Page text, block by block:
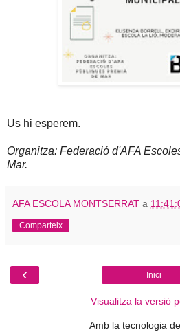
Us hi esperem.
Organitza: Federació d'AFA
Mar.
AFA ESCOLA MONTSERRAT a
Comparteix
‹ Inici
Visualitza la versió
Amb la tecnologia de